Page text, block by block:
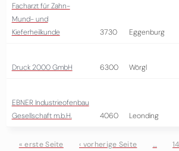
Facharzt für Zahn-
Mund- und
Kieferheilkunde
3730 Eggenburg
Druck 2000 GmbH 6300 Wörgl
EBNER Industrieofenbau
Gesellschaft m.b.H.
4060 Leonding
« erste Seite ‹ vorherige Seite … 14